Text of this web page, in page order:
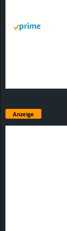
Anzeige